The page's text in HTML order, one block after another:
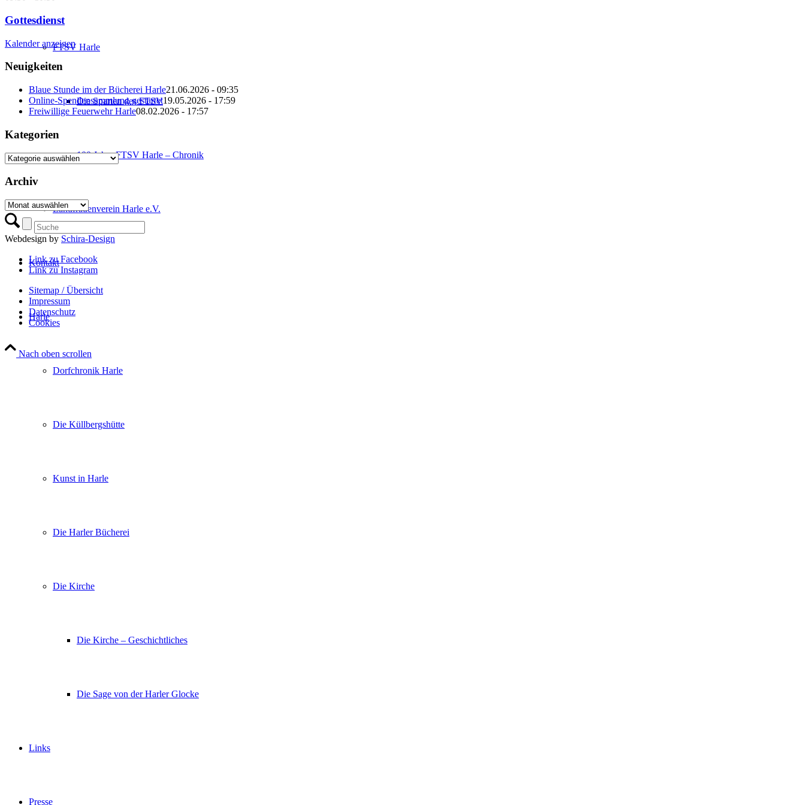
FTSV Harle
Die Sparten des FTSV
100 Jahre FTSV Harle – Chronik
Landfrauenverein Harle e.V.
Kontakt
Harle
Dorfchronik Harle
Die Küllbergshütte
Kunst in Harle
Die Harler Bücherei
Die Kirche
Die Kirche – Geschichtliches
Die Sage von der Harler Glocke
Links
Presse
Gottesdienst
Kalender anzeigen
Neuigkeiten
Blaue Stunde im der Bücherei Harle21.06.2026 - 09:35
Online-Spendensammlung gestartet19.05.2026 - 17:59
Freiwillige Feuerwehr Harle08.02.2026 - 17:57
Kategorien
Kategorien
Archiv
Archiv
Webdesign by Schira-Design
Link zu Facebook
Link zu Instagram
Sitemap / Übersicht
Impressum
Datenschutz­
Cookies
Nach oben scrollen